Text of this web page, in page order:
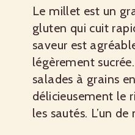
Le millet est un
gluten qui cuit
saveur est
légèrement
salades à grains
délicieusement le
les sautés. L’un de